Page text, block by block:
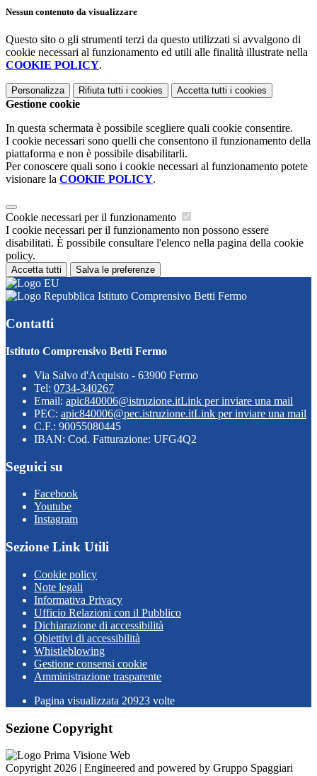
Nessun contenuto da visualizzare
Questo sito o gli strumenti terzi da questo utilizzati si avvalgono di
cookie necessari al funzionamento ed utili alle finalità illustrate nella
COOKIE POLICY.
Personalizza Rifiuta tutti i cookies Accetta tutti i cookies
Gestione cookie
In questa schermata è possibile scegliere quali cookie consentire.
I cookie necessari sono quelli che consentono il funzionamento della
piattaforma e non è possibile disabilitarli.
Per conoscere quali sono i cookie necessari al funzionamento potete
visionare la COOKIE POLICY.
Cookie necessari per il funzionamento
I cookie necessari per il funzionamento non possono essere
disabilitati. È possibile consultare l'elenco nella pagina della cookie
policy.
Accetta tutti Salva le preferenze
Istituto Comprensivo Betti Fermo
Contatti
Istituto Comprensivo Betti Fermo
Via Salvo d'Acquisto - 63900 Fermo
Tel: 0734-340267
Email: apic840006@istruzione.itLink per inviare una mail
PEC: apic840006@pec.istruzione.itLink per inviare una mail
C.F.: 90055080445
IBAN: Cod. Fatturazione: UFG4Q2
Seguici su
Facebook
Youtube
Instagram
Sezione Link Utili
Cookie policy
Note legali
Informativa Privacy
Ufficio Relazioni con il Pubblico
Dichiarazione di accessibilità
Obiettivi di accessibilità
Whistleblowing
Gestione consensi cookie
Amministrazione trasparente
Pagina visualizzata 20923 volte
Sezione Copyright
Copyright 2026 | Engineered and powered by Gruppo Spaggiari